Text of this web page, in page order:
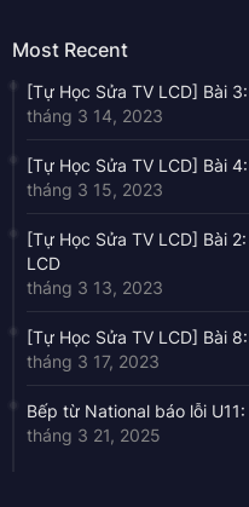
Most Recent
[Tự Học Sửa TV LCD] Bài
tháng 3 14, 2023
[Tự Học Sửa TV LCD] Bài
tháng 3 15, 2023
[Tự Học Sửa TV LCD] Bài
LCD
tháng 3 13, 2023
[Tự Học Sửa TV LCD] Bài
tháng 3 17, 2023
Bếp từ National báo lỗi
tháng 3 21, 2025